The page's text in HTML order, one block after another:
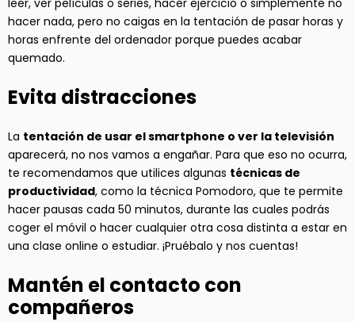
leer, ver películas o series, hacer ejercicio o simplemente no
hacer nada, pero no caigas en la tentación de pasar horas y
horas enfrente del ordenador porque puedes acabar
quemado.
Evita distracciones
La tentación de usar el smartphone o ver la televisión
aparecerá, no nos vamos a engañar. Para que eso no ocurra,
te recomendamos que utilices algunas técnicas de
productividad, como la técnica Pomodoro, que te permite
hacer pausas cada 50 minutos, durante las cuales podrás
coger el móvil o hacer cualquier otra cosa distinta a estar en
una clase online o estudiar. ¡Pruébalo y nos cuentas!
Mantén el contacto con
compañeros